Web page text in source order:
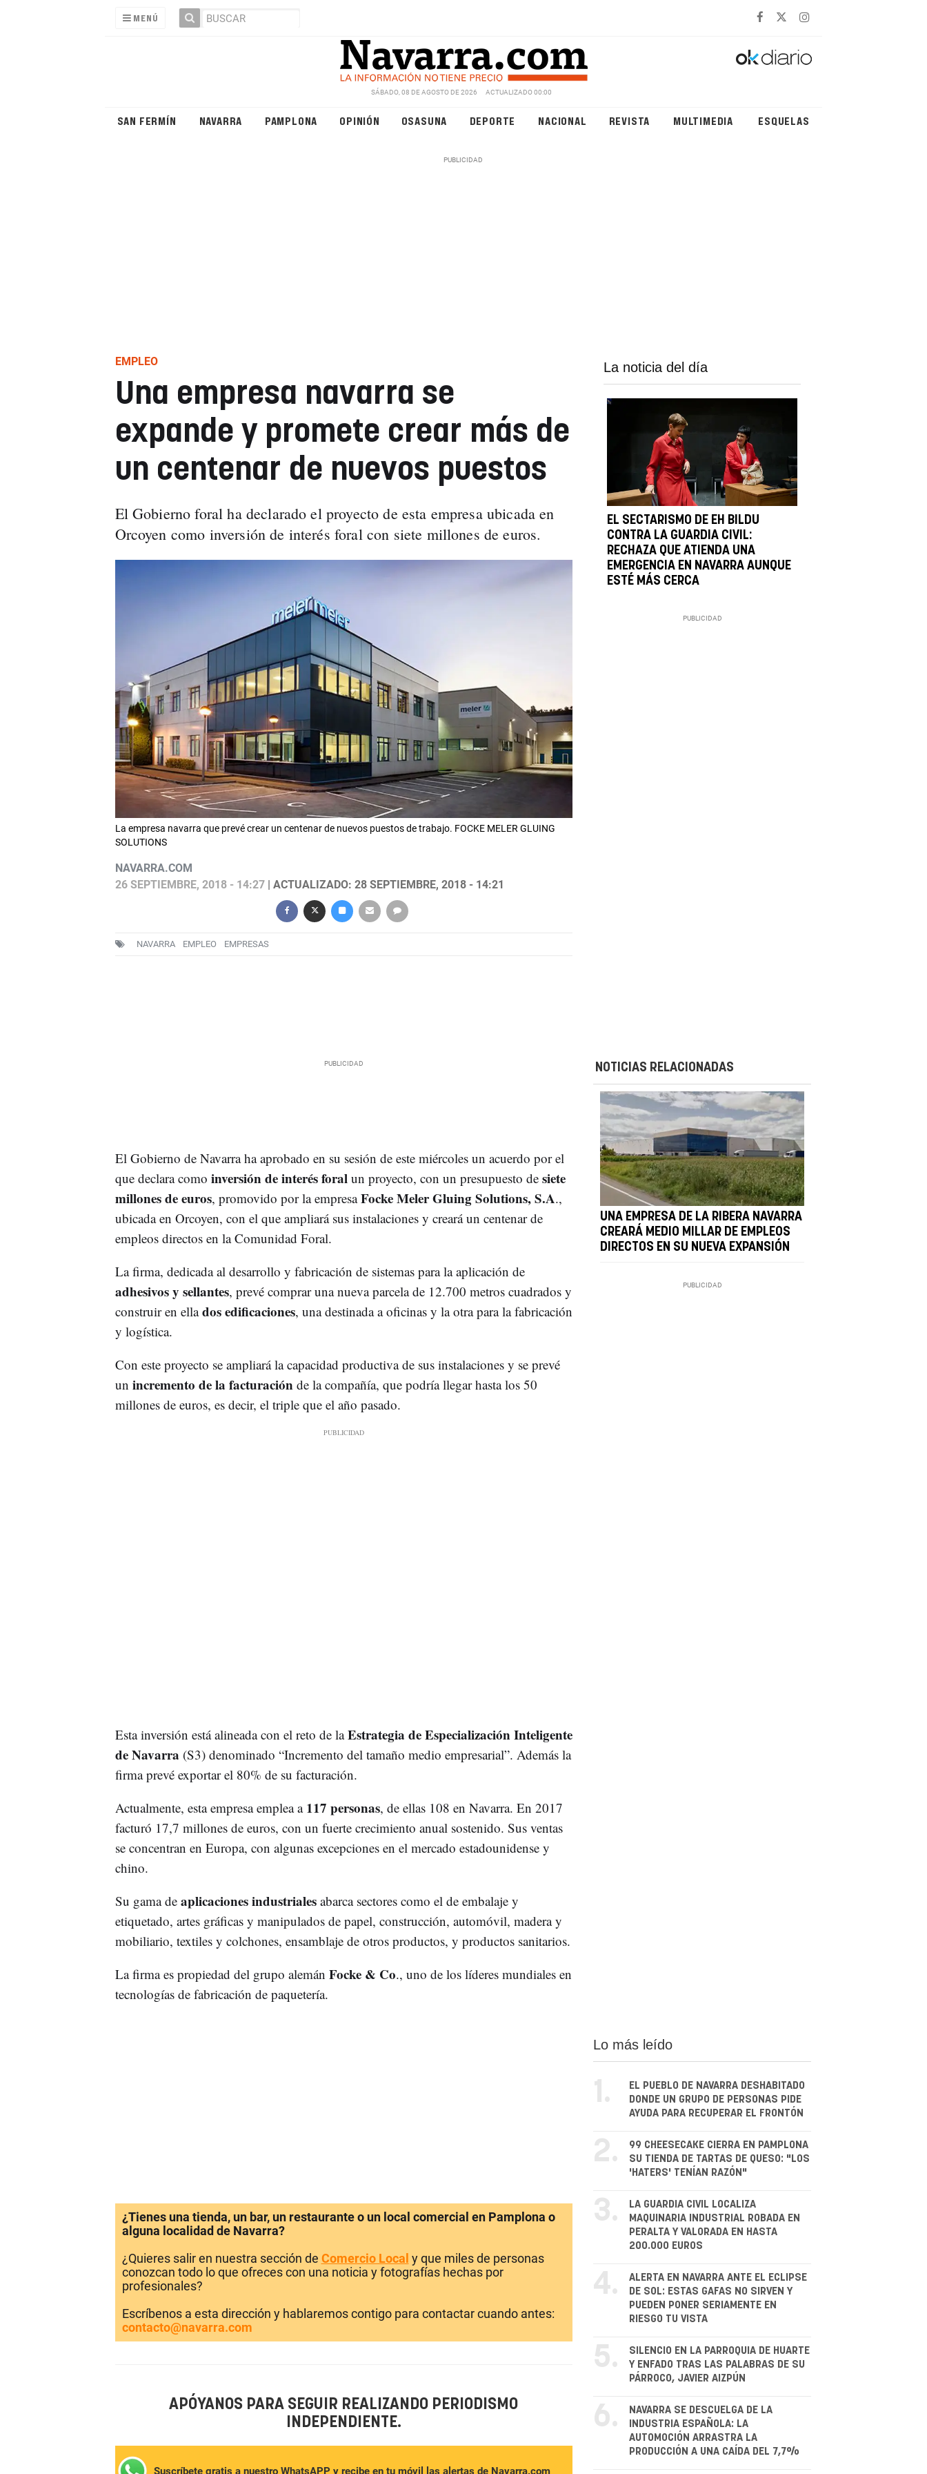
MENÚ
SÁBADO, 08 DE AGOSTO DE 2026 ACTUALIZADO 00:00
SAN FERMÍN NAVARRA PAMPLONA OPINIÓN OSASUNA DEPORTE NACIONAL REVISTA MULTIMEDIA ESQUELAS
EMPLEO
Una empresa navarra se
expande y promete crear más de
un centenar de nuevos puestos
El Gobierno foral ha declarado el proyecto de esta empresa ubicada en
Orcoyen como inversión de interés foral con siete millones de euros.
La empresa navarra que prevé crear un centenar de nuevos puestos de trabajo. FOCKE MELER GLUING
SOLUTIONS
NAVARRA.COM
26 SEPTIEMBRE, 2018 - 14:27| ACTUALIZADO: 28 SEPTIEMBRE, 2018 - 14:21
NAVARRA EMPLEO EMPRESAS
La noticia del día
EL SECTARISMO DE EH BILDU
CONTRA LA GUARDIA CIVIL:
RECHAZA QUE ATIENDA UNA
EMERGENCIA EN NAVARRA AUNQUE
ESTÉ MÁS CERCA
El Gobierno de Navarra ha aprobado en su sesión de este miércoles un acuerdo por el
que declara como inversión de interés foral un proyecto, con un presupuesto de siete
millones de euros, promovido por la empresaFocke Meler Gluing Solutions, S.A.,
ubicada en Orcoyen, con el que ampliará sus instalaciones y creará un centenar de
empleos directos en la Comunidad Foral.
La firma, dedicada al desarrollo y fabricación de sistemas para la aplicación de
adhesivos y sellantes, prevé comprar una nueva parcela de 12.700 metros cuadrados y
construir en ellados edificaciones, una destinada a oficinas y la otra para la fabricación
y logística.
Con este proyecto se ampliará la capacidad productiva de sus instalaciones y se prevé
un incremento de la facturación de la compañía, que podría llegar hasta los 50
millones de euros, es decir, el triple que el año pasado.
Esta inversión está alineada con el reto de laEstrategia de Especialización Inteligente
de Navarra (S3) denominado “Incremento del tamaño medio empresarial”. Además la
firma prevé exportar el 80% de su facturación.
Actualmente, esta empresa emplea a 117 personas, de ellas 108 en Navarra. En 2017
facturó 17,7 millones de euros, con un fuerte crecimiento anual sostenido. Sus ventas
se concentran en Europa, con algunas excepciones en el mercado estadounidense y
chino.
Su gama de aplicaciones industrialesabarca sectores como el de embalaje y
etiquetado, artes gráficas y manipulados de papel, construcción, automóvil, madera y
mobiliario, textiles y colchones, ensamblaje de otros productos, y productos sanitarios.
La firma es propiedad del grupo alemán Focke & Co., uno de los líderes mundiales en
tecnologías de fabricación de paquetería.
NOTICIAS RELACIONADAS
UNA EMPRESA DE LA RIBERA NAVARRA
CREARÁ MEDIO MILLAR DE EMPLEOS
DIRECTOS EN SU NUEVA EXPANSIÓN
¿Tienes una tienda, un bar, un restaurante o un local comercial en Pamplona o
alguna localidad de Navarra?
¿Quieres salir en nuestra sección de Comercio Local y que miles de personas
conozcan todo lo que ofreces con una noticia y fotografías hechas por
profesionales?
Escríbenos a esta dirección y hablaremos contigo para contactar cuando antes:
contacto@navarra.com
APÓYANOS PARA SEGUIR REALIZANDO PERIODISMO
INDEPENDIENTE.
Suscríbete gratis a nuestro WhatsAPP y recibe en tu móvil las alertas de Navarra.com
Lo más leído
1.
EL PUEBLO DE NAVARRA DESHABITADO
DONDE UN GRUPO DE PERSONAS PIDE
AYUDA PARA RECUPERAR EL FRONTÓN
2.
99 CHEESECAKE CIERRA EN PAMPLONA
SU TIENDA DE TARTAS DE QUESO: "LOS
'HATERS' TENÍAN RAZÓN"
3.
LA GUARDIA CIVIL LOCALIZA
MAQUINARIA INDUSTRIAL ROBADA EN
PERALTA Y VALORADA EN HASTA
200.000 EUROS
4.
ALERTA EN NAVARRA ANTE EL ECLIPSE
DE SOL: ESTAS GAFAS NO SIRVEN Y
PUEDEN PONER SERIAMENTE EN
RIESGO TU VISTA
5.
SILENCIO EN LA PARROQUIA DE HUARTE
Y ENFADO TRAS LAS PALABRAS DE SU
PÁRROCO, JAVIER AIZPÚN
6.
NAVARRA SE DESCUELGA DE LA
INDUSTRIA ESPAÑOLA: LA
AUTOMOCIÓN ARRASTRA LA
PRODUCCIÓN A UNA CAÍDA DEL 7,7%